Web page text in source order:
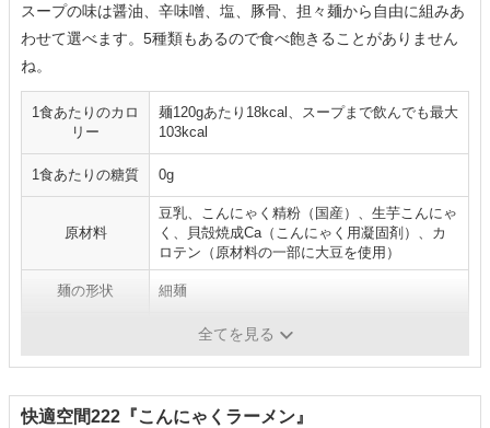
スープの味は醤油、辛味噌、塩、豚骨、担々麺から自由に組みあ
わせて選べます。5種類もあるので食べ飽きることがありません
ね。
1食あたりのカロ
リー
麺120gあたり18kcal、スープまで飲んでも最大
103kcal
1食あたりの糖質 0g
原材料
豆乳、こんにゃく精粉（国産）、生芋こんにゃ
く、貝殻焼成Ca（こんにゃく用凝固剤）、カ
ロテン（原材料の一部に大豆を使用）
麺の形状 細麺
醤油、豚骨、塩、辛味噌、担々麺
全てを見る
快適空間222『こんにゃくラーメン』